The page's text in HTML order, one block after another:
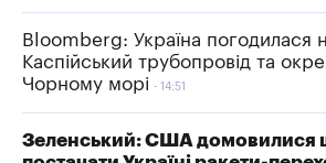
Bloomberg: Україна погодилася
Каспійський трубопровід та
Чорному морі
14:51
Зеленський: США домовилися